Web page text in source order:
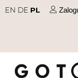
EN DE PL